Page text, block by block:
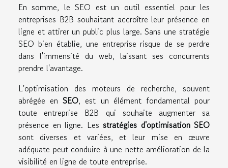
En somme, le SEO est un outil essentiel pour les
entreprises B2B souhaitant accroître leur présence en
ligne et attirer un public plus large. Sans une stratégie
SEO bien établie, une entreprise risque de se perdre
dans l'immensité du web, laissant ses concurrents
prendre l'avantage.
L'optimisation des moteurs de recherche, souvent
abrégée enSEO, est un élément fondamental pour
toute entreprise B2B qui souhaite augmenter sa
présence en ligne. Les stratégies d'optimisation SEO
sont diverses et variées, et leur mise en œuvre
adéquate peut conduire à une nette amélioration de la
visibilité en ligne de toute entreprise.